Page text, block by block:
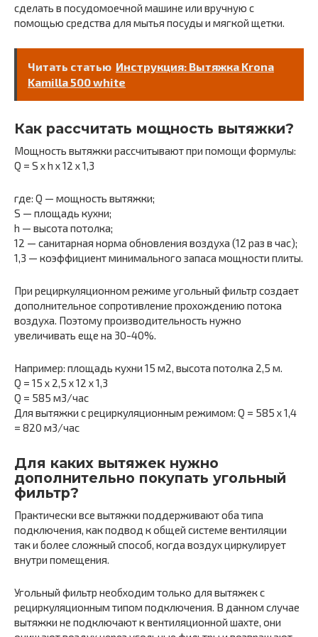
сделать в посудомоечной машине или вручную с
помощью средства для мытья посуды и мягкой щетки.
Читать статью Инструкция: Вытяжка Krona
Kamilla 500 white
Как рассчитать мощность вытяжки?
Мощность вытяжки рассчитывают при помощи формулы:
Q = S x h x 12 x 1,3
где: Q — мощность вытяжки;
S — площадь кухни;
h — высота потолка;
12 — санитарная норма обновления воздуха (12 раз в час);
1,3 — коэффициент минимального запаса мощности плиты.
При рециркуляционном режиме угольный фильтр создает
дополнительное сопротивление прохождению потока
воздуха. Поэтому производительность нужно
увеличивать еще на 30-40%.
Например: площадь кухни 15 м2, высота потолка 2,5 м.
Q = 15 x 2,5 x 12 x 1,3
Q = 585 м3/час
Для вытяжки с рециркуляционным режимом: Q = 585 x 1,4
= 820 м3/час
Для каких вытяжек нужно
дополнительно покупать угольный
фильтр?
Практически все вытяжки поддерживают оба типа
подключения, как подвод к общей системе вентиляции
так и более сложный способ, когда воздух циркулирует
внутри помещения.
Угольный фильтр необходим только для вытяжек с
рециркуляционным типом подключения. В данном случае
вытяжки не подключают к вентиляционной шахте, они